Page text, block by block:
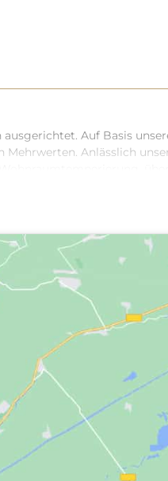
ausgerichtet. Auf Basis
Anlässlich
Fliesen und
unser ökologisches